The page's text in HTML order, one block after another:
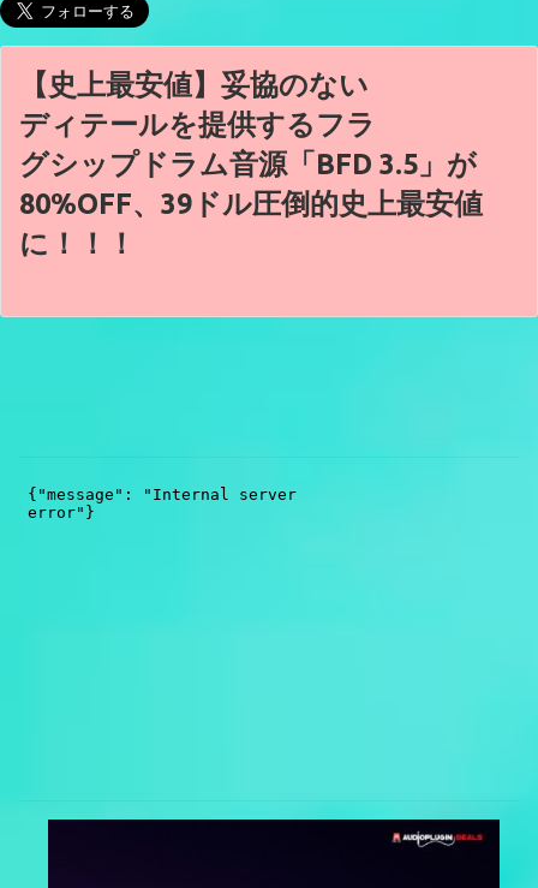
【史上最安値】妥協のない
ディテールを提供するフラ
グシップドラム音源「BFD 3.5」が
80%OFF、39ドル圧倒的史上最安値
に！！！